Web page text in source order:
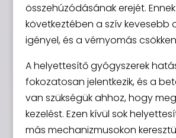
összehúzódásának erejét. Ennek
következtében a szív kevesebb
igényel, és a vérnyomás
A helyettesítő gyógyszerek
fokozatosan jelentkezik, és a
van szükségük ahhoz, hogy
kezelést. Ezen kívül sok
más mechanizmusokon